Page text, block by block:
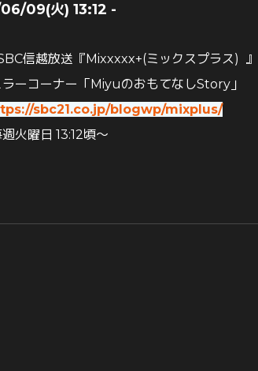
09(火) 13:12 -
信越放送『Mixxxxx+(ミックスプラス) 』
ーコーナー 「MiyuのおもてなしStory」
sbc21.co.jp/blogwp/mixplus/
週火曜日 13:12頃～